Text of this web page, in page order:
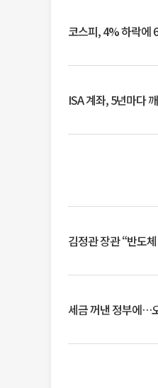
코스피, 4% 하락에
ISA 계좌, 5년마다
김정관 장관 “반도
세금 꺼낸 정부에…